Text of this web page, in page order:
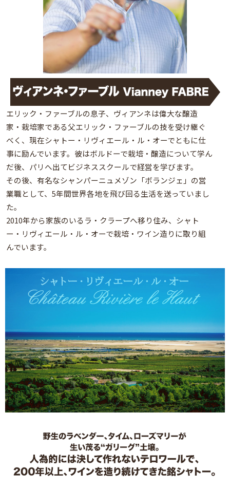
エリック・ファーブルの息子、ヴィアンネは偉大な醸造
家・栽培家である父エリック・ファーブルの技を受け継ぐ
べく、現在シャトー・リヴィエール・ル・オーでともに仕
事に励んでいます。彼はボルドーで栽培・醸造について学ん
だ後、パリへ出てビジネススクールで経営を学びます。
その後、有名なシャンパーニュメゾン「ボランジェ」の営
業職として、5年間世界各地を飛び回る生活を送っていまし
た。
2010年から家族のいるラ・クラープへ移り住み、シャト
ー・リヴィエール・ル・オーで栽培・ワイン造りに取り組
んでいます。